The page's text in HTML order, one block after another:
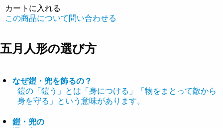
カートに入れる
この商品について問い合わせる
五月人形の選び方
なぜ鎧・兜を飾るの？
鎧の「鎧う」とは「身につける」「物をまとって敵から
身を守る」という意味があります。
鎧・兜の